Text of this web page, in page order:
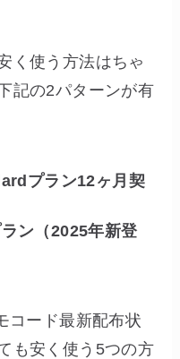
く使う方法はちゃ
記の2パターンが有
プラン12ヶ月契
ン（2025年新登
コード最新配布状
も安く使う5つの方